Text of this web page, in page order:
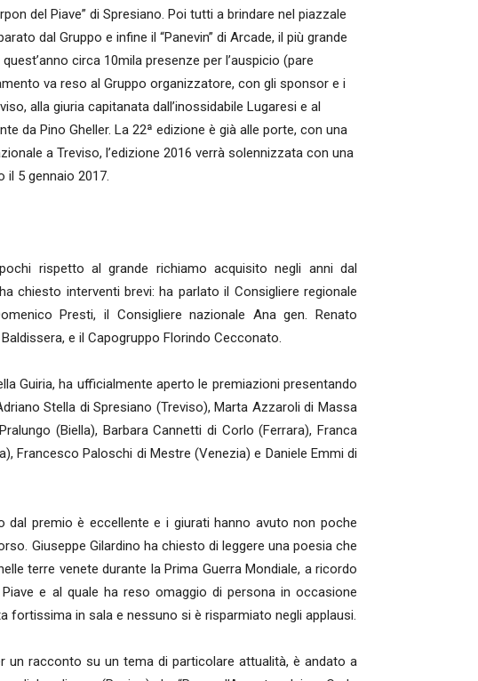
del Piave” di Spresiano. Poi tutti a brindare nel piazzale
dal Gruppo e infine il “Panevin” di Arcade, il più grande
circa 10mila presenze per l’auspicio (pare
va reso al Gruppo organizzatore, con gli sponsor e i
alla giuria capitanata dall’inossidabile Lugaresi e al
da Pino Gheller. La 22ª edizione è già alle porte, con una
a Treviso, l’edizione 2016 verrà solennizzata con una
il 5 gennaio 2017.
rispetto al grande richiamo acquisito negli anni dal
chiesto interventi brevi: ha parlato il Consigliere regionale
Presti, il Consigliere nazionale Ana gen. Renato
e il Capogruppo Florindo Cecconato.
Guiria, ha ufficialmente aperto le premiazioni presentando
Stella di Spresiano (Treviso), Marta Azzaroli di Massa
(Biella), Barbara Cannetti di Corlo (Ferrara), Franca
Francesco Paloschi di Mestre (Venezia) e Daniele Emmi di
premio è eccellente e i giurati hanno avuto non poche
Giuseppe Gilardino ha chiesto di leggere una poesia che
terre venete durante la Prima Guerra Mondiale, a ricordo
e al quale ha reso omaggio di persona in occasione
fortissima in sala e nessuno si è risparmiato negli applausi.
un racconto su un tema di particolare attualità, è andato a